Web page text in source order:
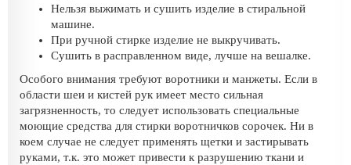
Нельзя выжимать и сушить изделие в стиральной
машине.
При ручной стирке изделие не выкручивать.
Сушить в расправленном виде, лучше на вешалке.
Особого внимания требуют воротники и манжеты. Если в
области шеи и кистей рук имеет место сильная
загрязненность, то следует использовать специальные
моющие средства для стирки воротничков сорочек. Ни в
коем случае не следует применять щетки и застирывать
руками, т.к. это может привести к разрушению ткани и